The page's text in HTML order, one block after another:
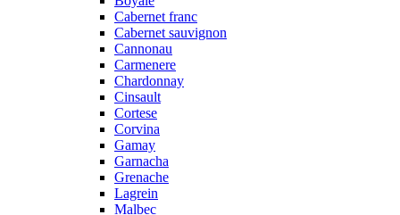
Cabernet franc
Cabernet sauvignon
Cannonau
Carmenere
Chardonnay
Cinsault
Cortese
Corvina
Gamay
Garnacha
Grenache
Lagrein
Malbec